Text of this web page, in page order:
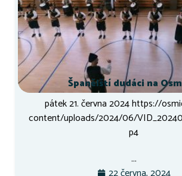
Španělští dudáci na
pátek 21. června 2024 https://
content/uploads/2024/06/
p4
...